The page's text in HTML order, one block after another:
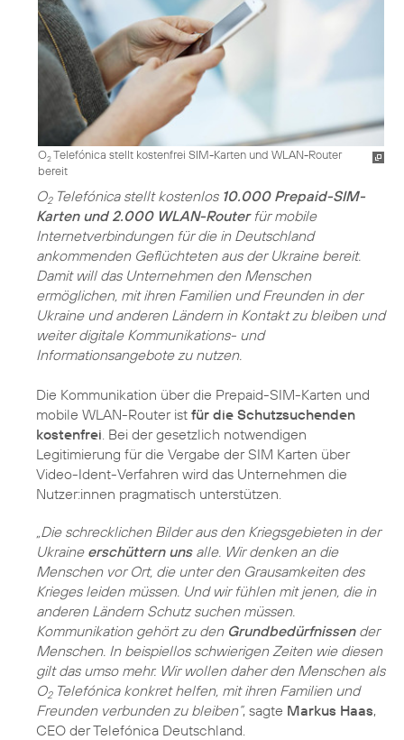
O2Telefónica stellt kostenfrei SIM-Karten und WLAN-Router
bereit
O2Telefónica stellt kostenlos 10.000 Prepaid-SIM-
Karten und 2.000 WLAN-Routerfür mobile
Internetverbindungen für die in Deutschland
ankommenden Geflüchteten aus der Ukraine bereit.
Damit will das Unternehmen den Menschen
ermöglichen, mit ihren Familien und Freunden in der
Ukraine und anderen Ländern in Kontakt zu bleiben und
weiter digitale Kommunikations- und
Informationsangebote zu nutzen.
Die Kommunikation über die Prepaid-SIM-Karten und
mobile WLAN-Router ist für die Schutzsuchenden
kostenfrei . Bei der gesetzlich notwendigen
Legitimierung für die Vergabe der SIM Karten über
Video-Ident-Verfahren wird das Unternehmen die
Nutzer:innen pragmatisch unterstützen.
„Die schrecklichen Bilder aus den Kriegsgebieten in der
Ukraine erschüttern unsalle. Wir denken an die
Menschen vor Ort, die unter den Grausamkeiten des
Krieges leiden müssen. Und wir fühlen mit jenen, die in
anderen Ländern Schutz suchen müssen.
Kommunikation gehört zu den Grundbedürfnissender
Menschen. In beispiellos schwierigen Zeiten wie diesen
gilt das umso mehr. Wir wollen daher den Menschen als
O2Telefónica konkret helfen, mit ihren Familien und
Freunden verbunden zu bleiben“, sagte Markus Haas,
CEO der Telefónica Deutschland.